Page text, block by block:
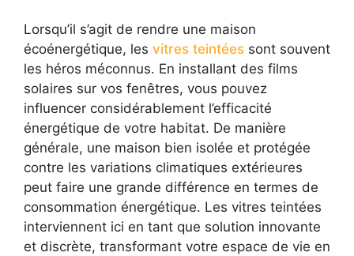
Lorsqu’il s’agit de rendre une maison
écoénergétique, les vitres teintées sont souvent
les héros méconnus. En installant des films
solaires sur vos fenêtres, vous pouvez
influencer considérablement l’efficacité
énergétique de votre habitat. De manière
générale, une maison bien isolée et protégée
contre les variations climatiques extérieures
peut faire une grande différence en termes de
consommation énergétique. Les vitres teintées
interviennent ici en tant que solution innovante
et discrète, transformant votre espace de vie en